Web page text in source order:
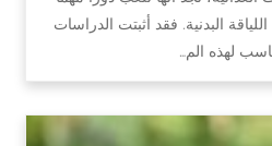
البدنية. فقد أثبتت الدراسات
لهذه الم…